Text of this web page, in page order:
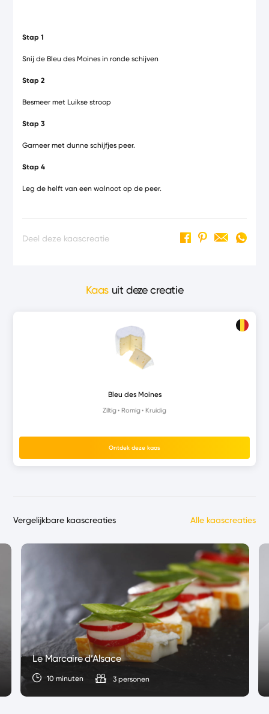
Stap 1
Snij de Bleu des Moines in ronde schijven
Stap 2
Besmeer met Luikse stroop
Stap 3
Garneer met dunne schijfjes peer.
Stap 4
Leg de helft van een walnoot op de peer.
Deel deze kaascreatie
Kaas uit deze creatie
Bleu des Moines
Ziltig Romig Kruidig
Ontdek deze kaas
Vergelijkbare kaascreaties Alle kaascreaties
Le Marcaire d’Alsace
10 minuten 3 personen